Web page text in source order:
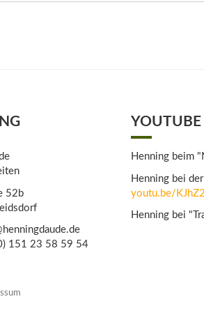
52b
151 23 58 59 54
Henning beim
Henning bei
youtu.be/
Henning bei